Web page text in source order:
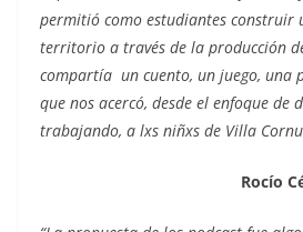
permitió como estudiantes construir
territorio a través de la producción
compartía un cuento, un juego, una
que nos acercó, desde el enfoque de
trabajando, a lxs niñxs de Villa
Rocío